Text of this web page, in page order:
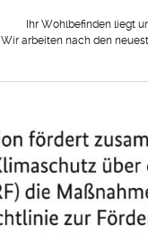
Ihr Wohlbefinden liegt
Wir arbeiten nach den